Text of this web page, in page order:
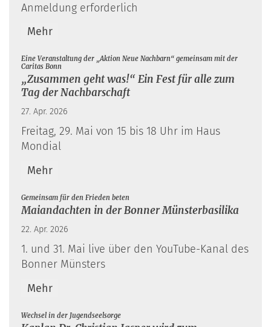
Anmeldung erforderlich
Mehr
Eine Veranstaltung der „Aktion Neue Nachbarn“ gemeinsam mit der
Caritas Bonn
„Zusammen geht was!“ Ein Fest für alle zum
Tag der Nachbarschaft
27. Apr. 2026
Freitag, 29. Mai von 15 bis 18 Uhr im Haus
Mondial
Mehr
Gemeinsam für den Frieden beten
Maiandachten in der Bonner Münsterbasilika
22. Apr. 2026
1. und 31. Mai live über den YouTube-Kanal des
Bonner Münsters
Mehr
Wechsel in der Jugendseelsorge: